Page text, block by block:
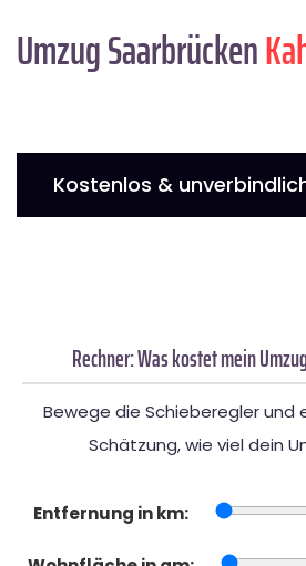
Umzug Saarbrücken
Kostenlos &
Rechner: Was kostet mein
Bewege die Schieberegler und
Schätzung, wie viel dein
Entfernung in km: